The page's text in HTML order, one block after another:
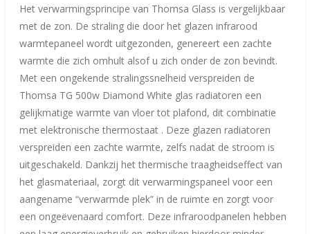
6
6
6
6
6
6
6
6
6
6
6
6
7
Het verwarmingsprincipe van Thomsa Glass is vergelijkbaar
met de zon. De straling die door het glazen infrarood
warmtepaneel wordt uitgezonden, genereert een zachte
warmte die zich omhult alsof u zich onder de zon bevindt.
Met een ongekende stralingssnelheid verspreiden de
Thomsa TG 500w Diamond White glas radiatoren een
gelijkmatige warmte van vloer tot plafond, dit combinatie
met elektronische thermostaat . Deze glazen radiatoren
verspreiden een zachte warmte, zelfs nadat de stroom is
uitgeschakeld. Dankzij het thermische traagheidseffect van
het glasmateriaal, zorgt dit verwarmingspaneel voor een
aangename “verwarmde plek” in de ruimte en zorgt voor
een ongeëvenaard comfort. Deze infraroodpanelen hebben